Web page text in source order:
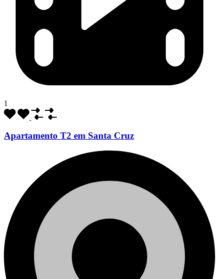
1
Apartamento T2 em Santa Cruz